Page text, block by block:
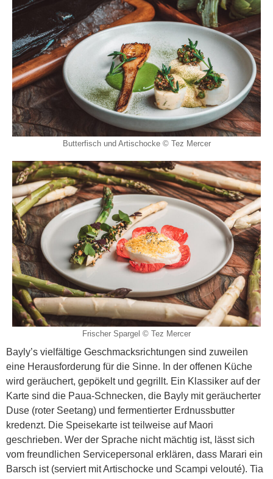
Butterfisch und Artischocke © Tez Mercer
Frischer Spargel © Tez Mercer
Bayly’s vielfältige Geschmacksrichtungen sind zuweilen
eine Herausforderung für die Sinne. In der offenen Küche
wird geräuchert, gepökelt und gegrillt. Ein Klassiker auf der
Karte sind die Paua-Schnecken, die Bayly mit geräucherter
Duse (roter Seetang) und fermentierter Erdnussbutter
kredenzt. Die Speisekarte ist teilweise auf Maori
geschrieben. Wer der Sprache nicht mächtig ist, lässt sich
vom freundlichen Servicepersonal erklären, dass Marari ein
Barsch ist (serviert mit Artischocke und Scampi velouté). Tia